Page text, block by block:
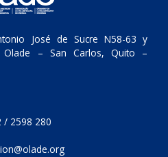
José de Sucre N58-63 y
Olade – San Carlos, Quito –
/ 2598 280